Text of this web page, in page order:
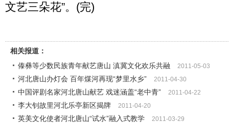
文艺三朵花”。(完)
相关报道：
傣彝等少数民族青年献艺唐山 滇冀文化欢乐共融
2011-05-03
河北唐山办灯会 百年煤河再现“梦里水乡” 2011-04-30
中国评剧名家河北唐山献艺 戏迷涵盖“老中青” 2011-04-22
李大钊故里河北乐亭新区揭牌 2011-04-20
英美文化使者河北唐山“试水”融入式教学 2011-03-29